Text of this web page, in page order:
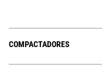
COMPACTADORES